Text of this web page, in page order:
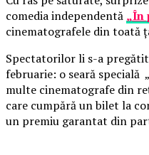
comedia independentă „În
cinematografele din toată
Spectatorilor li s-a
februarie: o seară specială
multe cinematografe din
care cumpără un bilet la
un premiu garantat din